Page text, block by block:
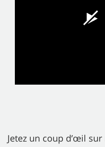
Jetez un coup d’œil